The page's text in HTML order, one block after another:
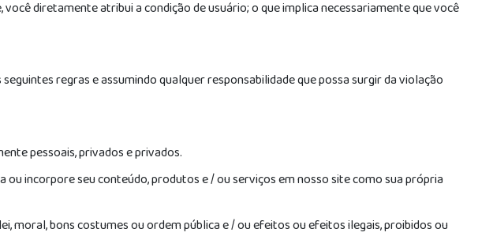
diretamente atribui a condição de usuário; o que implica necessariamente que você
regras e assumindo qualquer responsabilidade que possa surgir da violação
pessoais, privados e privados.
incorpore seu conteúdo, produtos e / ou serviços em nosso site como sua própria
moral, bons costumes ou ordem pública e / ou efeitos ou efeitos ilegais, proibidos ou